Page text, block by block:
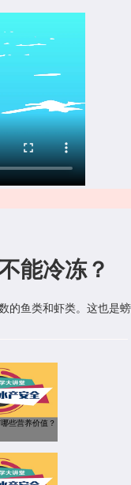
能冷冻？
的鱼类和虾类。这也是螃
些营养价值？